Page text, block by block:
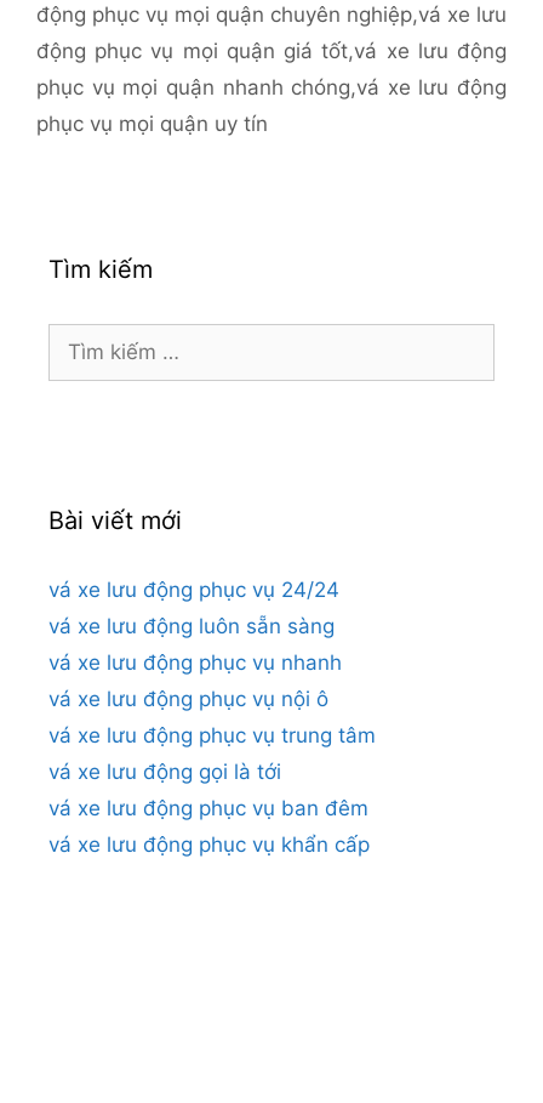
động phục vụ mọi quận chuyên nghiệp,vá xe lưu
động phục vụ mọi quận giá tốt,vá xe lưu động
phục vụ mọi quận nhanh chóng,vá xe lưu động
phục vụ mọi quận uy tín
Tìm kiếm
Tìm
kiếm
Bài viết mới
vá xe lưu động phục vụ 24/24
vá xe lưu động luôn sẵn sàng
vá xe lưu động phục vụ nhanh
vá xe lưu động phục vụ nội ô
vá xe lưu động phục vụ trung tâm
vá xe lưu động gọi là tới
vá xe lưu động phục vụ ban đêm
vá xe lưu động phục vụ khẩn cấp